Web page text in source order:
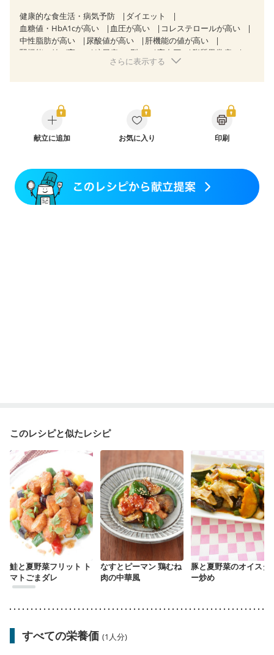
健康的な食生活・病気予防
ダイエット
血糖値・HbA1cが高い
血圧が高い
コレステロールが高い
中性脂肪が高い
尿酸値が高い
肝機能の値が高い
腎機能の値が高い
糖尿病（2型） 高血圧
脂質異常症
狭心症 心筋梗塞
糖尿病性腎症（第１期）
糖尿病性腎症（第２期）
糖尿病性腎症（第３期）
CKD（ステージ１）
CKD（ステージ２）
CKD（ステージ３a）
乳がん治療を終えた方・経過観察中の方など
産後（ミルク）
骨折 骨粗しょう症
関節リウマチ
乾癬
フレイル（年齢に合わせた体作り）
さらに表示する
献立に追加 お気に入り 印刷
このレシピと似たレシピ
鮭と夏野菜フリット ト
マトごまダレ
なすとピーマン 鶏むね
肉の中華風
豚と夏野菜のオイスタ
ー炒め
すべての栄養価 (1人分)